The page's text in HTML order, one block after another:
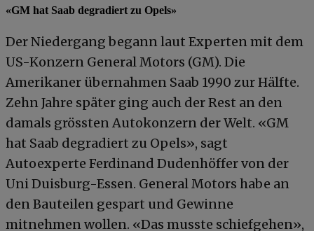
«GM hat Saab degradiert zu Opels»
Der Niedergang begann laut Experten mit dem
US-Konzern General Motors (GM). Die
Amerikaner übernahmen Saab 1990 zur Hälfte.
Zehn Jahre später ging auch der Rest an den
damals grössten Autokonzern der Welt. «GM
hat Saab degradiert zu Opels», sagt
Autoexperte Ferdinand Dudenhöffer von der
Uni Duisburg-Essen. General Motors habe an
den Bauteilen gespart und Gewinne
mitnehmen wollen. «Das musste schiefgehen»,